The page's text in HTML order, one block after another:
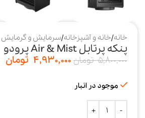
خانه/خانه و آشپزخانه/سرمایش و گرمایش
پنکه پرتابل Air & Mist پرودو
5,800,000 تومان 4,930,000 تومان
موجود در انبار